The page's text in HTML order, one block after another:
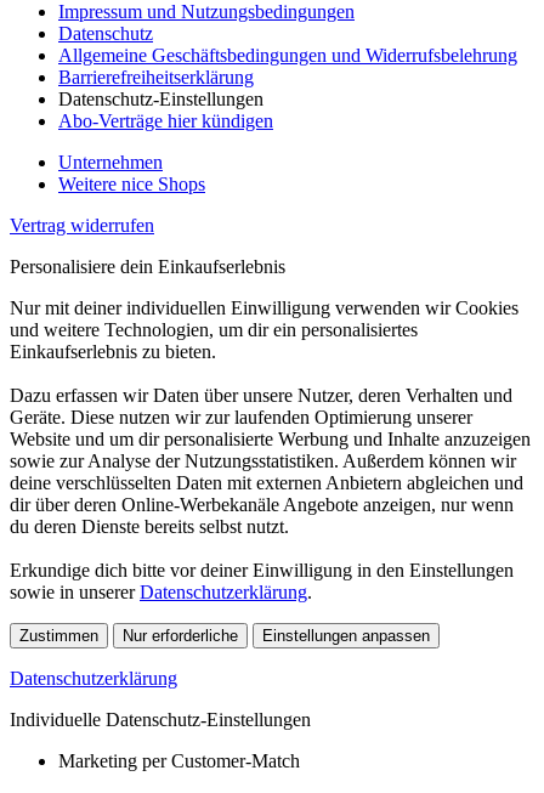
Impressum und Nutzungsbedingungen
Datenschutz
Allgemeine Geschäftsbedingungen und Widerrufsbelehrung
Barrierefreiheitserklärung
Datenschutz-Einstellungen
Abo-Verträge hier kündigen
Unternehmen
Weitere nice Shops
Vertrag widerrufen
Personalisiere dein Einkaufserlebnis
Nur mit deiner individuellen Einwilligung verwenden wir Cookies
und weitere Technologien, um dir ein personalisiertes
Einkaufserlebnis zu bieten.
Dazu erfassen wir Daten über unsere Nutzer, deren Verhalten und
Geräte. Diese nutzen wir zur laufenden Optimierung unserer
Website und um dir personalisierte Werbung und Inhalte anzuzeigen
sowie zur Analyse der Nutzungsstatistiken. Außerdem können wir
deine verschlüsselten Daten mit externen Anbietern abgleichen und
dir über deren Online-Werbekanäle Angebote anzeigen, nur wenn
du deren Dienste bereits selbst nutzt.
Erkundige dich bitte vor deiner Einwilligung in den Einstellungen
sowie in unsererDatenschutzerklärung.
Zustimmen Nur erforderliche Einstellungen anpassen
Datenschutzerklärung
Individuelle Datenschutz-Einstellungen
Marketing per Customer-Match